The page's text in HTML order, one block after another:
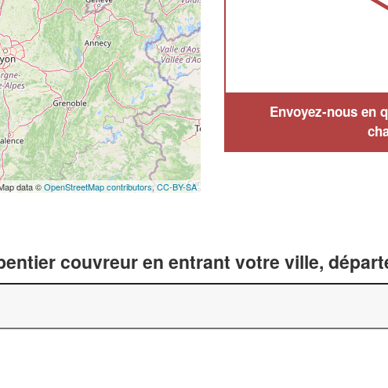
data ©OpenStreetMap contributors, CC-BY-SA
Envoyez-nous en
couvreur en entrant votre ville,